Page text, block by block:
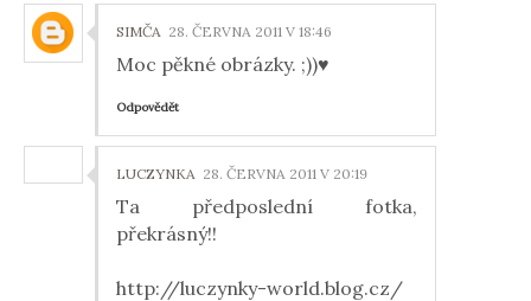
SIMČA 28. ČERVNA 2011 V 18:46
Moc pěkné obrázky. ;))♥
Odpovědět
LUCZYNKA 28. ČERVNA 2011 V 20:19
Ta předposlední fotka,
překrásný!!
http://luczynky-world.blog.cz/